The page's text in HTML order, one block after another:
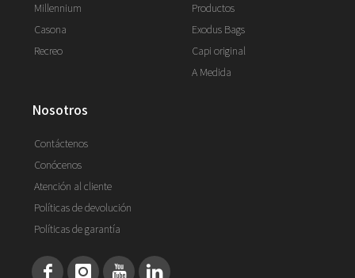
Millennium
Casona
Recreo
Productos
Exodus Bags
Capi original
A Medida
nosotros
Contáctenos
Conócenos
Atención al cliente
Políticas de devolución
Políticas de garantía